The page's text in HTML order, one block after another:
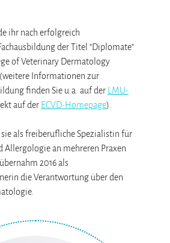
ihr nach erfolgreich
der Titel “Diplomate“
of Veterinary Dermatology
Informationen zur
finden Sie u.a. auf der
LMU-
auf der ECVD-Homepage).
als freiberufliche Spezialistin für
Allergologie an mehreren Praxen
2016 als
die Verantwortung über den